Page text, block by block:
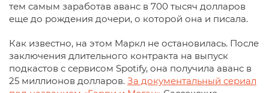
тем самым заработав аванс в 700 тысяч долларов
еще до рождения дочери, о которой она и писала.
Как известно, на этом Маркл не остановилась. После
заключения длительного контракта на выпуск
подкастов с сервисом Spotify, она получила аванс в
25 миллионов долларов. За документальный сериал